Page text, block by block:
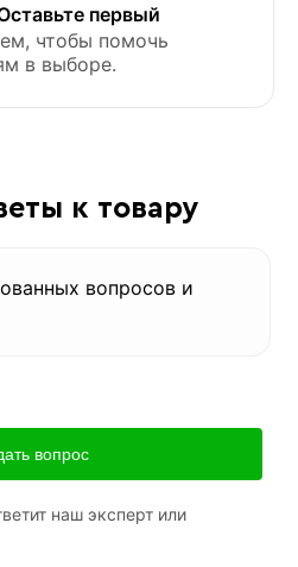
первый
чтобы помочь
в выборе.
к товару
вопросов и
вопрос
наш эксперт или